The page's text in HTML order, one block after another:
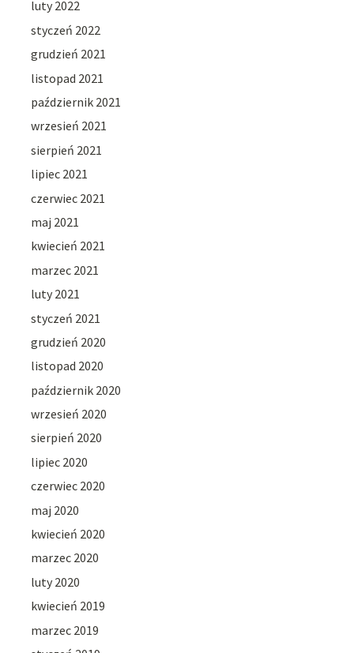
luty 2022
styczeń 2022
grudzień 2021
listopad 2021
październik 2021
wrzesień 2021
sierpień 2021
lipiec 2021
czerwiec 2021
maj 2021
kwiecień 2021
marzec 2021
luty 2021
styczeń 2021
grudzień 2020
listopad 2020
październik 2020
wrzesień 2020
sierpień 2020
lipiec 2020
czerwiec 2020
maj 2020
kwiecień 2020
marzec 2020
luty 2020
kwiecień 2019
marzec 2019